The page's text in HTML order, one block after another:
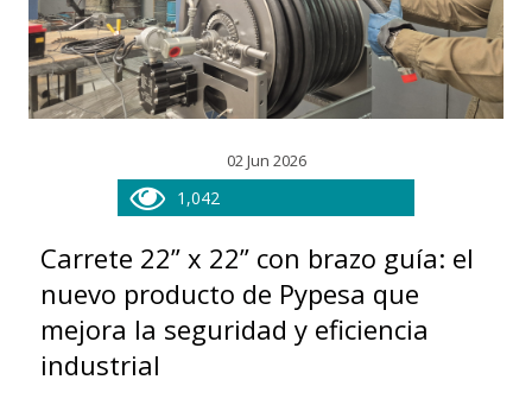
02 Jun 2026
1,042
Carrete 22” x 22” con brazo guía: el
nuevo producto de Pypesa que
mejora la seguridad y eficiencia
industrial